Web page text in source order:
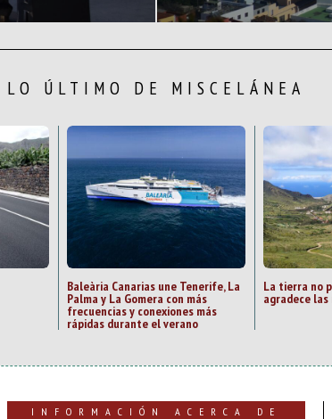
LO ÚLTIMO DE MISCELÁNEA
Baleària Canarias une Tenerife, La
Palma y La Gomera con más
frecuencias y conexiones más
rápidas durante el verano
La tierra no
agradece las
INFORMACIÓN ACERCA DE